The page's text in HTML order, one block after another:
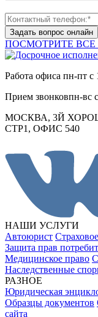
Задать вопрос онлайн
ПОСМОТРИТЕ ВСЕ
Работа офиса пн-пт с
Прием звонковпн-вс
МОСКВА, 3Й
СТР1, ОФИС 540
НАШИ УСЛУГИ
Автоюрист
Защита прав
Медицинское право
Наследственные
РАЗНОЕ
Юридическая
Образцы документов
сайта